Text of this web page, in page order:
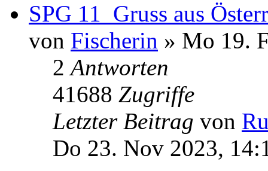
SPG 11_Gruss aus
von Fischerin » Mo 19.
2Antworten
41688 Zugriffe
Letzter Beitrag von
Do 23. Nov 2023,